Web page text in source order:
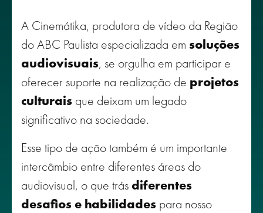
A Cinemátika, produtora de vídeo da Região
do ABC Paulista especializada em soluções
audiovisuais, se orgulha em participar e
oferecer suporte na realização de projetos
culturais que deixam um legado
significativo na sociedade.
Esse tipo de ação também é um importante
intercâmbio entre diferentes áreas do
audiovisual, o que trás diferentes
desafios e habilidades para nosso